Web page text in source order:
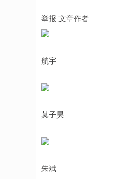
举报 文章作者
航宇
莫子昊
朱斌